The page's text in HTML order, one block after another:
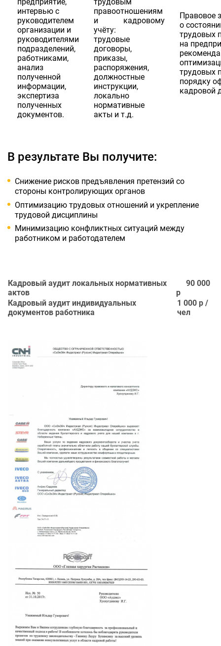
интервью с
руководителем
организации и
руководителями
подразделений,
работниками,
анализ
полученной
информации,
экспертиза
полученных
документов.
правоотношениям
и кадровому
учёту:
трудовые
договоры,
приказы,
распоряжения,
должностные
инструкции,
локально
нормативные
акты и т.д.
Правовое
о
трудовых
на
трудовых
порядку
кадровой
В результате Вы получите:
Снижение рисков предъявления претензий со
стороны контролирующих органов
Оптимизацию трудовых отношений и укрепление
трудовой дисциплины
Минимизацию конфликтных ситуаций между
работником и работодателем
Кадровый аудит локальных нормативных
актов
90 000
р
Кадровый аудит индивидуальных
документов работника
1 000 р /
чел